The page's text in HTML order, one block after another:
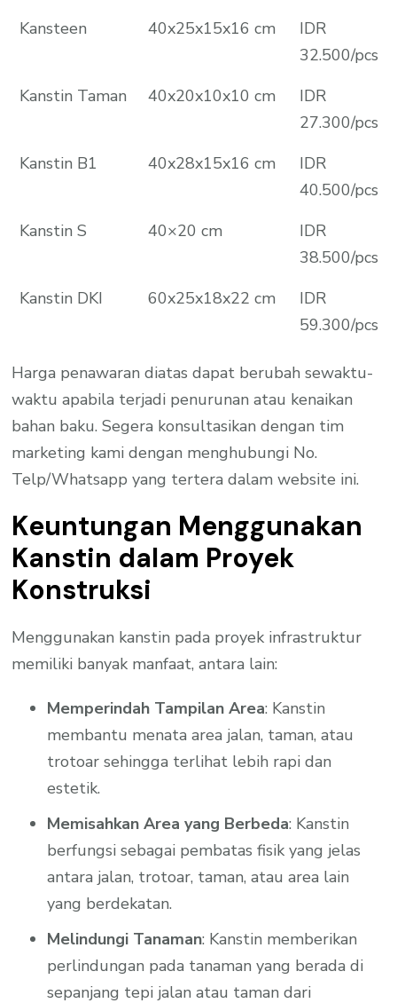
Kansteen
40x25x15x16 cm
IDR
32.500/pcs
Kanstin Taman
40x20x10x10 cm
IDR
27.300/pcs
Kanstin B1
40x28x15x16 cm
IDR
40.500/pcs
Kanstin S
40×20 cm
IDR
38.500/pcs
Kanstin DKI
60x25x18x22 cm
IDR
59.300/pcs
Harga penawaran diatas dapat berubah sewaktu-
waktu apabila terjadi penurunan atau kenaikan
bahan baku. Segera konsultasikan dengan tim
marketing kami dengan menghubungi No.
Telp/Whatsapp yang tertera dalam website ini.
Keuntungan Menggunakan
Kanstin dalam Proyek
Konstruksi
Menggunakan kanstin pada proyek infrastruktur
memiliki banyak manfaat, antara lain:
Memperindah Tampilan Area: Kanstin
membantu menata area jalan, taman, atau
trotoar sehingga terlihat lebih rapi dan
estetik.
Memisahkan Area yang Berbeda: Kanstin
berfungsi sebagai pembatas fisik yang jelas
antara jalan, trotoar, taman, atau area lain
yang berdekatan.
Melindungi Tanaman: Kanstin memberikan
perlindungan pada tanaman yang berada di
sepanjang tepi jalan atau taman dari